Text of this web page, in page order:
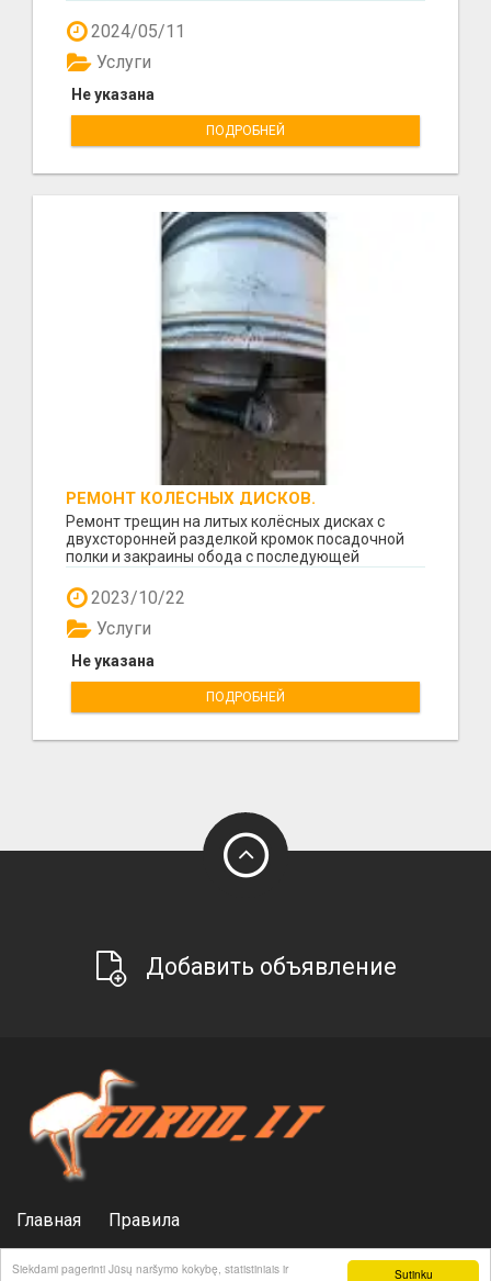
Sutinku
Siekdami pagerinti Jūsų naršymo kokybę, statistiniais ir
2024/05/11
Не указана
Услуги
ПОДРОБНЕЙ
РЕМОНТ КОЛЁСНЫХ ДИСКОВ.
Ремонт трещин на литых колёсных дисках с
двухсторонней разделкой кромок посадочной
полки и закраины обода с последующей
2023/10/22
Не указана
Услуги
ПОДРОБНЕЙ
Добавить объявление
Главная
Правила
Политика конфиденциальности
Реклама